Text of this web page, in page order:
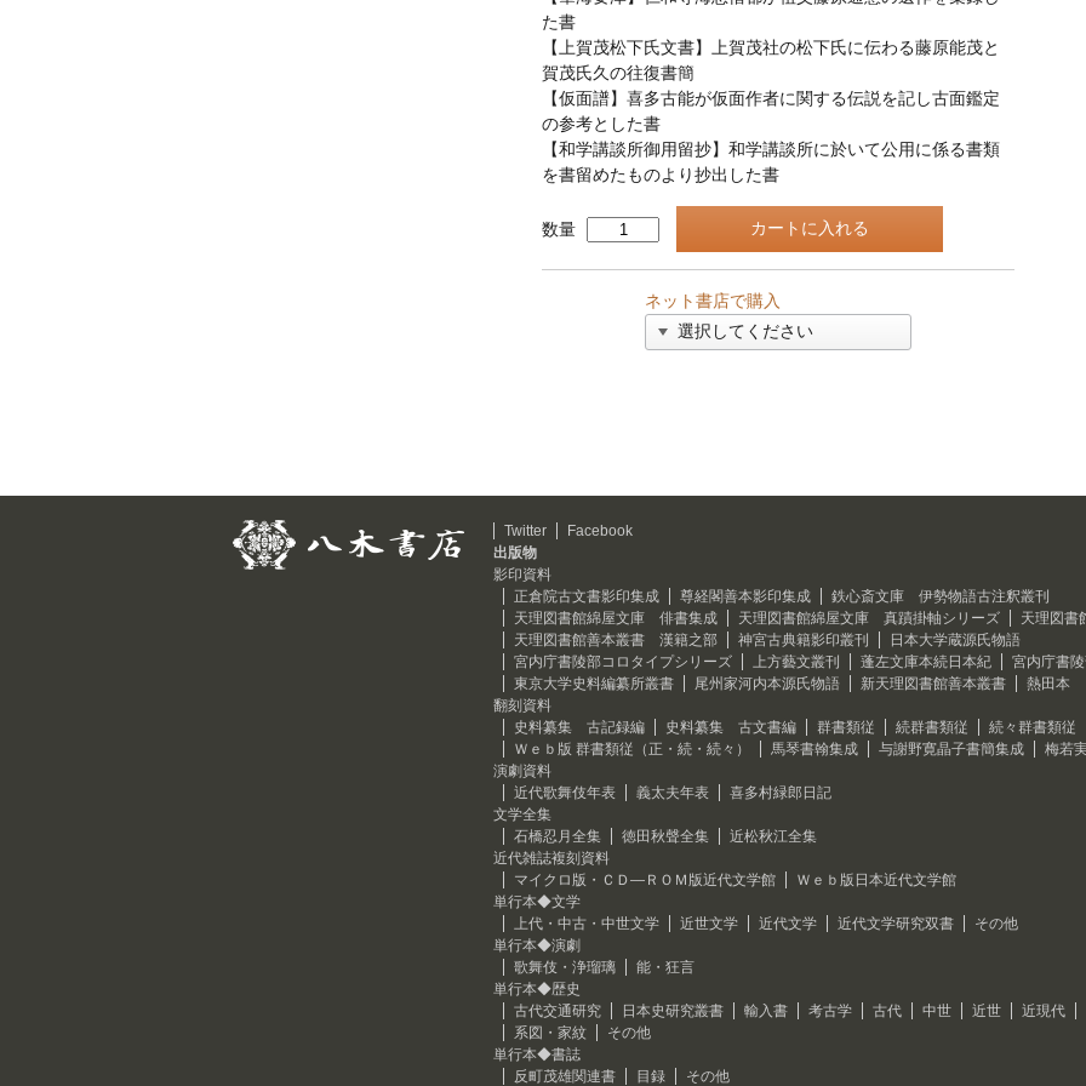
た書
【上賀茂松下氏文書】上賀茂社の松下氏に伝わる藤原能茂と
賀茂氏久の往復書簡
【仮面譜】喜多古能が仮面作者に関する伝説を記し古面鑑定
の参考とした書
【和学講談所御用留抄】和学講談所に於いて公用に係る書類
を書留めたものより抄出した書
数量
ネット書店で購入
Twitter
Facebook
出版物
影印資料
正倉院古文書影印集成
尊経閣善本影印集成
鉄心斎文庫 伊勢物語古注釈叢刊
天理図書館綿屋文庫 俳書集成
天理図書館綿屋文庫 真蹟掛軸シリーズ
天理図
天理図書館善本叢書 漢籍之部
神宮古典籍影印叢刊
日本大学蔵源氏物語
宮内庁書陵部コロタイプシリーズ
上方藝文叢刊 蓬左文庫本続日本紀
宮内庁書
東京大学史料編纂所叢書
尾州家河内本源氏物語 新天理図書館善本叢書
熱田本
翻刻資料
史料纂集 古記録編
史料纂集 古文書編 群書類従 続群書類従
続々群書類従
Ｗｅｂ版 群書類従（正・続・続々）
馬琴書翰集成 与謝野寛晶子書簡集成
梅若
演劇資料
近代歌舞伎年表
義太夫年表
喜多村緑郎日記
文学全集
石橋忍月全集
徳田秋聲全集
近松秋江全集
近代雑誌複刻資料
マイクロ版・ＣＤ―ＲＯＭ版近代文学館
Ｗｅｂ版日本近代文学館
単行本◆文学
上代・中古・中世文学
近世文学 近代文学 近代文学研究双書
その他
単行本◆演劇
歌舞伎・浄瑠璃
能・狂言
単行本◆歴史
古代交通研究
日本史研究叢書 輸入書 考古学 古代 中世 近世
近現代
系図・家紋
その他
単行本◆書誌
反町茂雄関連書
目録 その他